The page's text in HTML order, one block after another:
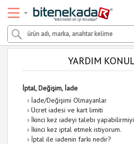
YARDIM
İptal, Değişim, İade
› İade/Değişimi Olmayanlar
› Ücret iadesi ve kart limiti
› İkinci kez iadeyi talebi
› İkinci kez iptal etmek istiyorum.
› İptal ile iadenin farkı nedir?